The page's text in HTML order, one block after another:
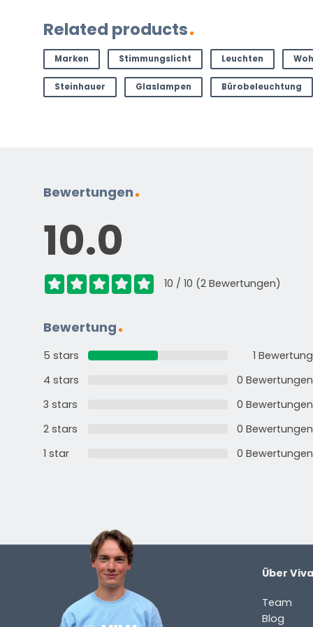
info@vivaleuchten.de.
Related products
Marken Stimmungslicht Leuchten
Steinhauer Glaslampen Bürobeleuchtung
Bewertungen
10.0
10 / 10 (2 Bewertungen)
Bewertung
5 stars
1 Bewertung
4 stars
0 Bewertungen
3 stars
0 Bewertungen
2 stars
0 Bewertungen
1 star
0 Bewertungen
Über
Team
Blog